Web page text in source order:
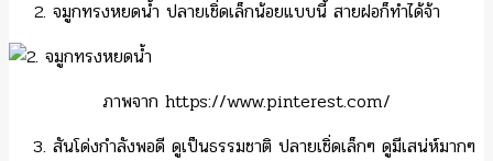
จมูกทรงหยดน้ำ ปลายเชิ่ดเล็กน้อยแบบนี้ สายฝอก็ทำได้จ้า
ภาพจาก https://www.pinterest.com/
สันโด่งกำลังพอดี ดูเป็นธรรมชาติ ปลายเชิ่ดเล็กๆ ดูมีเสน่ห์มากๆ